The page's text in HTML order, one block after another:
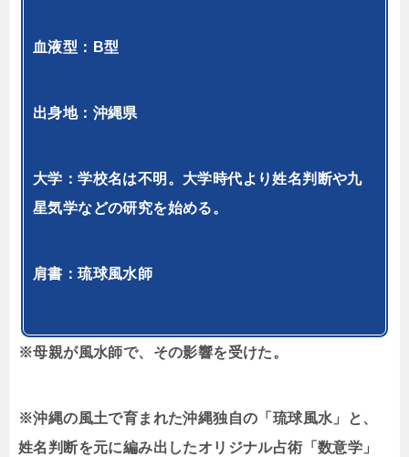
血液型：B型
出身地：沖縄県
大学：学校名は不明。大学時代より姓名判断や九
星気学などの研究を始める。
肩書：琉球風水師
※母親が風水師で、その影響を受けた。
※沖縄の風土で育まれた沖縄独自の「琉球風水」と、
姓名判断を元に編み出したオリジナル占術「数意学」